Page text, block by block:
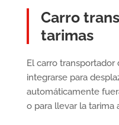
Carro
tarimas
El carro
integrarse para
automáticamente
o para llevar la tarima